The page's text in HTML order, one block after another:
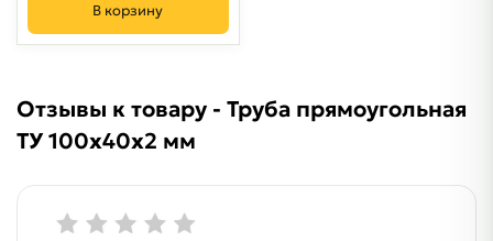
В корзину
Отзывы к товару - Труба прямоугольная
ТУ 100х40х2 мм